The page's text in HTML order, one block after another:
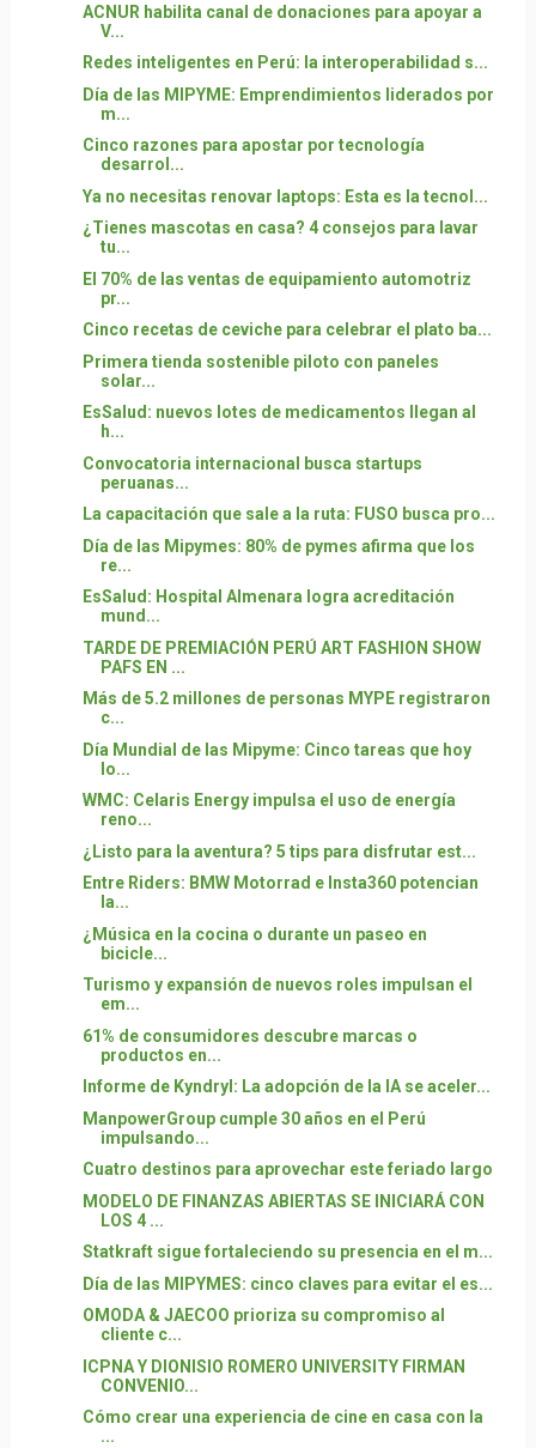
ACNUR habilita canal de donaciones para apoyar a
V...
Redes inteligentes en Perú: la interoperabilidad s...
Día de las MIPYME: Emprendimientos liderados por
m...
Cinco razones para apostar por tecnología
desarrol...
Ya no necesitas renovar laptops: Esta es la tecnol...
¿Tienes mascotas en casa? 4 consejos para lavar
tu...
El 70% de las ventas de equipamiento automotriz
pr...
Cinco recetas de ceviche para celebrar el plato ba...
Primera tienda sostenible piloto con paneles
solar...
EsSalud: nuevos lotes de medicamentos llegan al
h...
Convocatoria internacional busca startups
peruanas...
La capacitación que sale a la ruta: FUSO busca pro...
Día de las Mipymes: 80% de pymes afirma que los
re...
EsSalud: Hospital Almenara logra acreditación
mund...
TARDE DE PREMIACIÓN PERÚ ART FASHION SHOW
PAFS EN ...
Más de 5.2 millones de personas MYPE registraron
c...
Día Mundial de las Mipyme: Cinco tareas que hoy
lo...
WMC: Celaris Energy impulsa el uso de energía
reno...
¿Listo para la aventura? 5 tips para disfrutar est...
Entre Riders: BMW Motorrad e Insta360 potencian
la...
¿Música en la cocina o durante un paseo en
bicicle...
Turismo y expansión de nuevos roles impulsan el
em...
61% de consumidores descubre marcas o
productos en...
Informe de Kyndryl: La adopción de la IA se aceler...
ManpowerGroup cumple 30 años en el Perú
impulsando...
Cuatro destinos para aprovechar este feriado largo
MODELO DE FINANZAS ABIERTAS SE INICIARÁ CON
LOS 4 ...
Statkraft sigue fortaleciendo su presencia en el m...
Día de las MIPYMES: cinco claves para evitar el es...
OMODA & JAECOO prioriza su compromiso al
cliente c...
ICPNA Y DIONISIO ROMERO UNIVERSITY FIRMAN
CONVENIO...
Cómo crear una experiencia de cine en casa con la
...